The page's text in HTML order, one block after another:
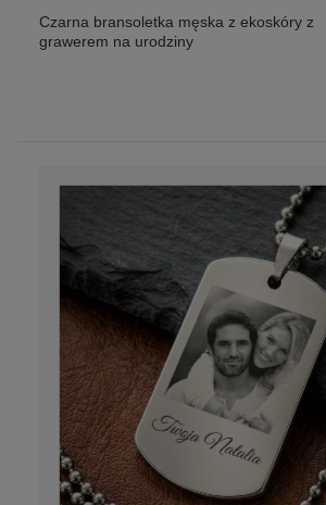
Czarna bransoletka męska z ekoskóry z
grawerem na urodziny